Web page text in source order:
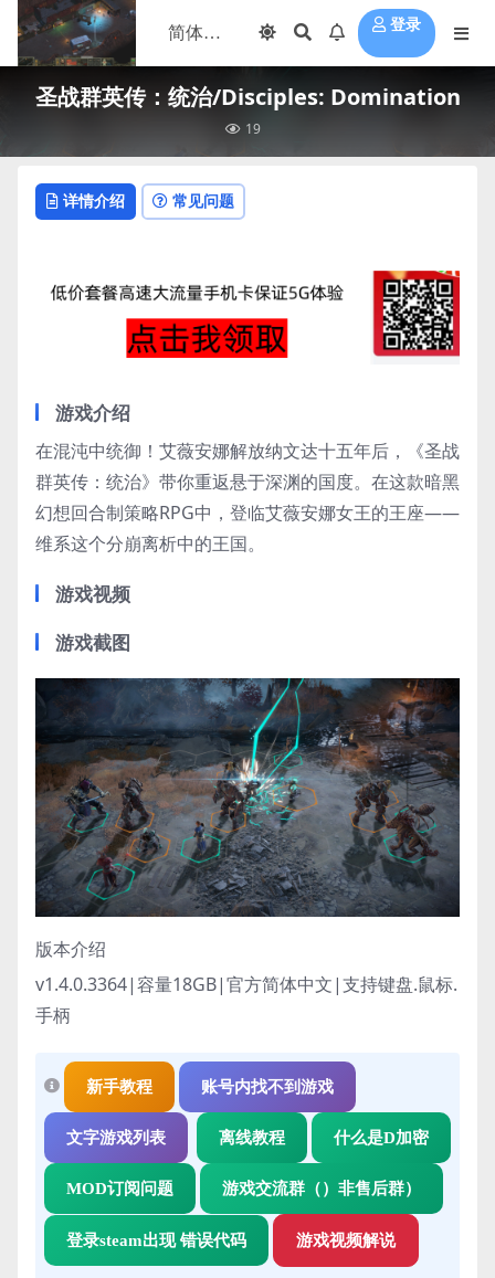
登录
圣战群英传：统治/Disciples: Domination
19
详情介绍 常见问题
游戏介绍
在混沌中统御！艾薇安娜解放纳文达十五年后，《圣战
群英传：统治》带你重返悬于深渊的国度。在这款暗黑
幻想回合制策略RPG中，登临艾薇安娜女王的王座——
维系这个分崩离析中的王国。
游戏视频
游戏截图
版本介绍
v1.4.0.3364|容量18GB|官方简体中文|支持键盘.鼠标.
手柄
新手教程 账号内找不到游戏
文字游戏列表 离线教程 什么是D加密
MOD订阅问题 游戏交流群（）非售后群）
登录steam出现 错误代码 游戏视频解说